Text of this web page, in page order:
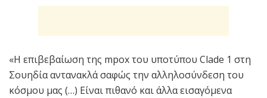
«Η επιβεβαίωση της mpox του υποτύπου Clade 1 στη
Σουηδία αντανακλά σαφώς την αλληλοσύνδεση του
κόσμου μας (…) Είναι πιθανό και άλλα εισαγόμενα